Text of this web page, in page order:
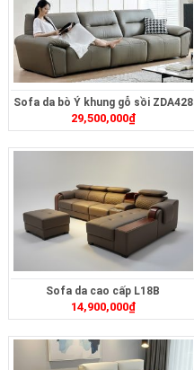
Sofa da bò Ý khung gỗ sồi ZDA428
29,500,000₫
Sofa da cao cấp L18B
14,900,000₫